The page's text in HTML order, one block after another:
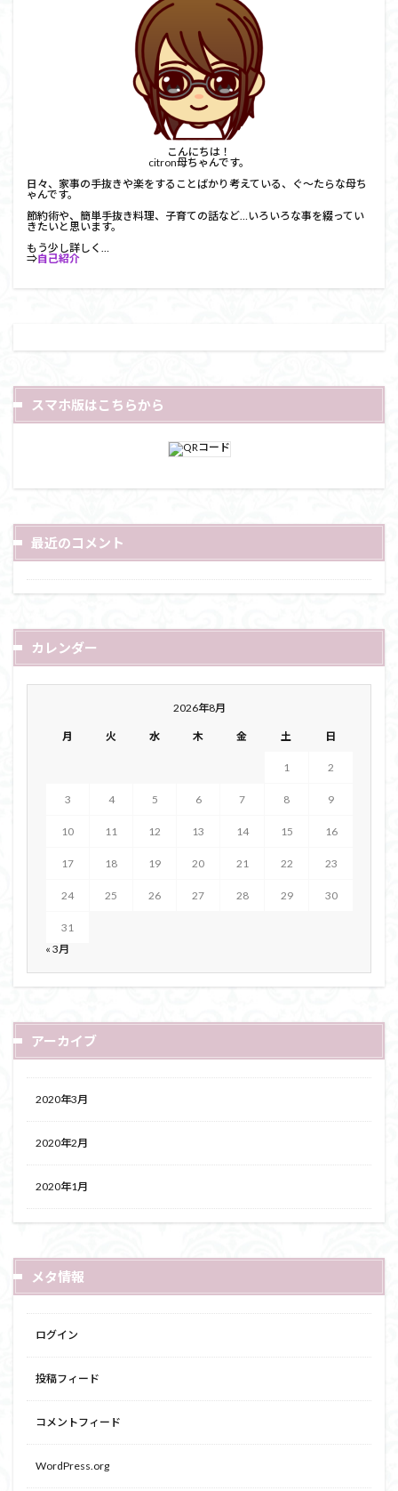
こんにちは！
citron母ちゃんです。
日々、家事の手抜きや楽をすることばかり考えている、ぐ～たらな母ち
ゃんです。
節約術や、簡単手抜き料理、子育ての話など…いろいろな事を綴ってい
きたいと思います。
もう少し詳しく…
⇒自己紹介
スマホ版はこちらから
最近のコメント
カレンダー
2026年8月
月 火 水 木 金 土 日
1 2
3 4 5 6 7 8 9
10 11 12 13 14 15 16
17 18 19 20 21 22 23
24 25 26 27 28 29 30
31
« 3月
アーカイブ
2020年3月
2020年2月
2020年1月
メタ情報
ログイン
投稿フィード
コメントフィード
WordPress.org